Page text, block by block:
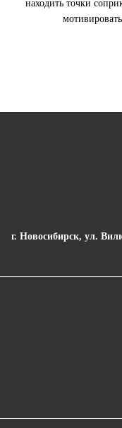
находить точки
г. Новосибирск, ул.